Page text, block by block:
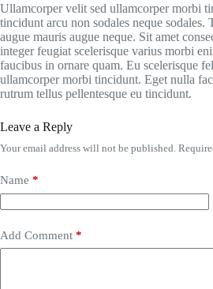
Ullamcorper velit sed ullamcorper morbi
tincidunt arcu non sodales neque
augue mauris augue neque. Sit amet
integer feugiat scelerisque varius morbi
faucibus in ornare quam. Eu scelerisque
ullamcorper morbi tincidunt. Eget nulla
rutrum tellus pellentesque eu tincidunt.
Leave a Reply
Your email address will not be published.
Name *
Add Comment *